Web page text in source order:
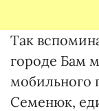
Так
городе Бам
мобильного
Семенюк,